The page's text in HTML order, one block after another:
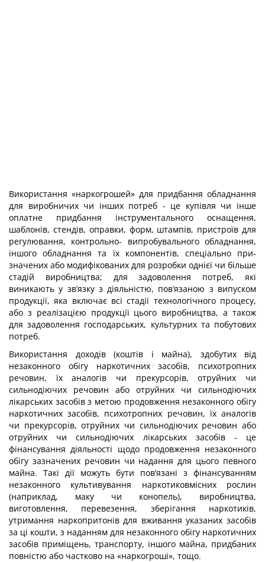
Використання «наркогрошей» для придбання обладнання
для виробничих чи інших потреб - це купівля чи інше
оплатне придбання інструментального оснащення,
шаблонів, стендів, оправки, форм, штампів, пристроїв для
регулювання, контрольно- випробувального обладнання,
іншого обладнання та їх компонентів, спеціально при­
значених або модифікованих для розробки однієї чи більше
стадій виробництва; для задоволення потреб, які
виникають у зв’язку з діяльністю, пов’язаною з випуском
продукції, яка включає всі стадії технологічного процесу,
або з реалізацією продукції цього виробництва, а також
для задоволення господарських, культурних та побутових
потреб.
Використання доходів (коштів і майна), здобутих від
незаконного обігу нарко­тичних засобів, психотропних
речовин, їх аналогів чи прекурсорів, отруйних чи
сильнодіючих речовин або отруйних чи сильнодіючих
лікарських засобів з метою продовження незаконного обігу
наркотичних засобів, психотропних речовин, їх ана­логів
чи прекурсорів, отруйних чи сильнодіючих речовин або
отруйних чи сильноді­ючих лікарських засобів - це
фінансування діяльності щодо продовження незаконно­го
обігу зазначених речовин чи надання для цього певного
майна. Такі дії можуть бути пов’язані з фінансуванням
незаконного культивування наркотиковмісних рослин
(наприклад, маку чи конопель), виробництва,
виготовлення, перевезення, зберігання наркотиків,
утримання наркопритонів для вживання указаних засобів
за ці кошти, з наданням для незаконного обігу наркотичних
засобів приміщень, транспорту, іншо­го майна, придбаних
повністю або частково на «наркогроші», тощо.